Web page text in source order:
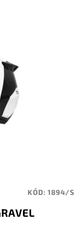
KÓD:1894/S